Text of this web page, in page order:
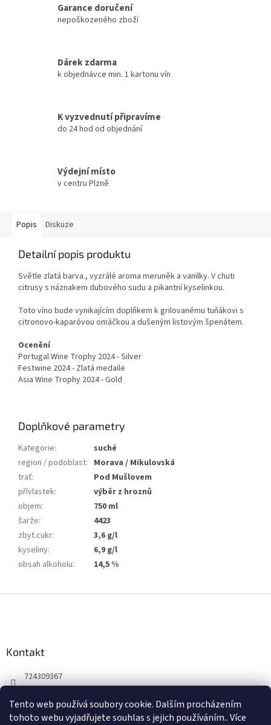
Tento web používá soubory cookie. Dalším procházením
tohoto webu vyjadřujete souhlas s jejich používáním.. Více
Garance doručení
nepoškozeného zboží
Dárek zdarma
k objednávce min. 1 kartonu vín
K vyzvednutí připravíme
do 24 hod od objednání
Výdejní místo
v centru Plzně
Popis Diskuze
Detailní popis produktu
Světle zlatá barva., vyzrálé aroma meruněk a vanilky. V chuti
citrusy s náznakem dubového sudu a pikantní kyselinkou.
Toto víno bude vynikajícím doplňkem k grilovanému tuňákovi s
citronovo-kaparóvou omáčkou a dušeným listovým špenátem.
Ocenění
Portugal Wine Trophy 2024 - Silver
Festwine 2024 - Zlatá medaile
Asia Wine Trophy 2024 - Gold
Doplňkové parametry
Kategorie:
suché
region / podoblast: Morava / Mikulovská
trať:
Pod Mušlovem
přívlastek:
výběr z hroznů
objem:
750 ml
šarže:
4423
zbyt.cukr:
3,6 g/l
kyseliny:
6,9 g/l
obsah alkoholu: 14,5 %
Kontakt
724309367
winepoint_plzen/